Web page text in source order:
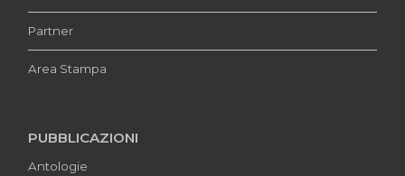
Partner
Area Stampa
PUBBLICAZIONI
Antologie